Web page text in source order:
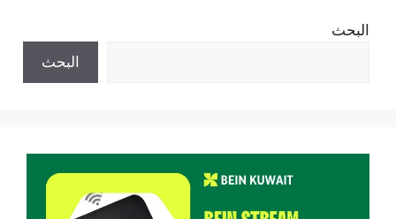
البحث
البحث